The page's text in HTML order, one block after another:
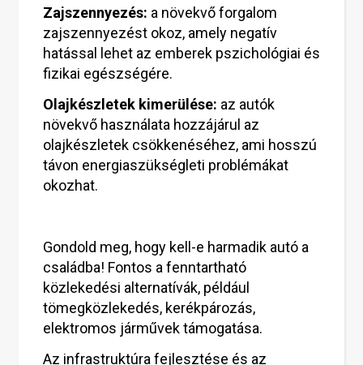
Zajszennyezés: a növekvő forgalom
zajszennyezést okoz, amely negatív
hatással lehet az emberek pszichológiai és
fizikai egészségére.
Olajkészletek kimerülése: az autók
növekvő használata hozzájárul az
olajkészletek csökkenéséhez, ami hosszú
távon energiaszükségleti problémákat
okozhat.
Gondold meg, hogy kell-e harmadik autó a
családba! Fontos a fenntartható
közlekedési alternatívák, például
tömegközlekedés, kerékpározás,
elektromos járművek támogatása.
Az infrastruktúra fejlesztése és az